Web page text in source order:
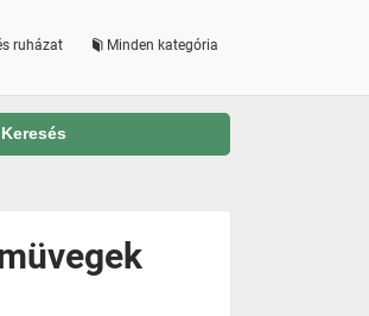
ruházat Minden kategória
Keresés